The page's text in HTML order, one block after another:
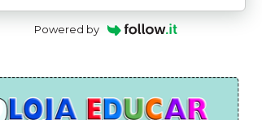
Powered by